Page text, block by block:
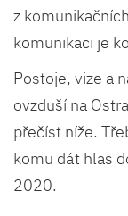
z
komunikaci je
Postoje, vize a
ovzduší na
přečíst níže.
komu dát hlas
2020.